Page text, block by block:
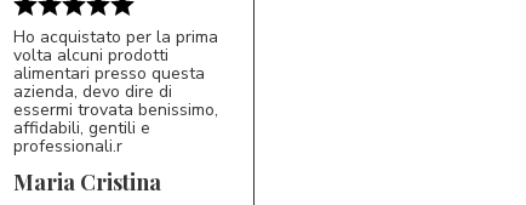
MC 5/5
Ho acquistato per la prima
volta alcuni prodotti
alimentari presso questa
azienda, devo dire di
essermi trovata benissimo,
affidabili, gentili e
professionali.r
Maria Cristina